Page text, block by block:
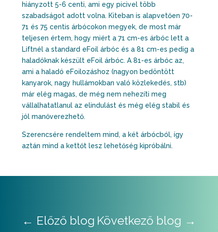
hiányzott 5-6 centi, ami egy picivel több
szabadságot adott volna. Kiteban is alapvetően 70-
71 és 75 centis árbócokon megyek, de most már
teljesen értem, hogy miért a 71 cm-es árbóc lett a
Liftnél a standard eFoil árbóc és a 81 cm-es pedig a
haladóknak készült eFoil árbóc. A 81-es árbóc az,
ami a haladó eFoilozáshoz (nagyon bedöntött
kanyarok, nagy hullámokban való közlekedés, stb)
már elég magas, de még nem nehezíti meg
vállalhatatlanul az elindulást és még elég stabil és
jól manőverezhető.
Szerencsére rendeltem mind, a két árbócból, így
aztán mind a kettőt lesz lehetőség kipróbálni.
← Előző blog Következő blog →